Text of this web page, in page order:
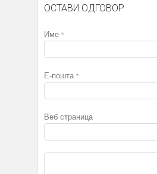
ОСТАВИ ОДГОВОР
Име *
Е-пошта *
Веб страница